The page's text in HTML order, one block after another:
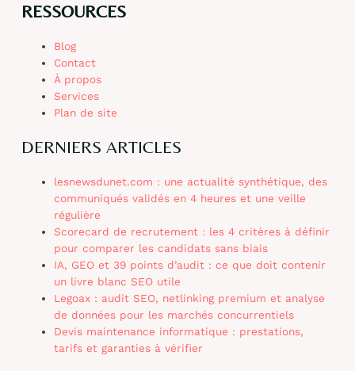
RESSOURCES
Blog
Contact
À propos
Services
Plan de site
DERNIERS ARTICLES
lesnewsdunet.com : une actualité synthétique, des
communiqués validés en 4 heures et une veille
régulière
Scorecard de recrutement : les 4 critères à définir
pour comparer les candidats sans biais
IA, GEO et 39 points d’audit : ce que doit contenir
un livre blanc SEO utile
Legoax : audit SEO, netlinking premium et analyse
de données pour les marchés concurrentiels
Devis maintenance informatique : prestations,
tarifs et garanties à vérifier